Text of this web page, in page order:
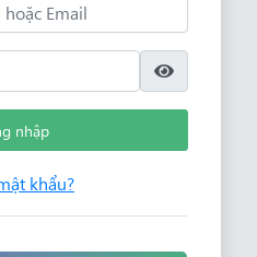
nhập
khẩu?